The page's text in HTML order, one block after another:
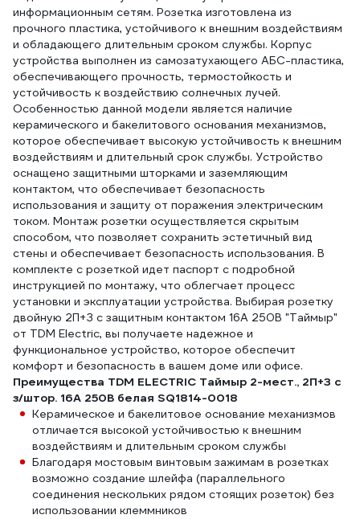
информационным сетям. Розетка изготовлена из
прочного пластика, устойчивого к внешним воздействиям
и обладающего длительным сроком службы. Корпус
устройства выполнен из самозатухающего АБС-пластика,
обеспечивающего прочность, термостойкость и
устойчивость к воздействию солнечных лучей.
Особенностью данной модели является наличие
керамического и бакелитового основания механизмов,
которое обеспечивает высокую устойчивость к внешним
воздействиям и длительный срок службы. Устройство
оснащено защитными шторками и заземляющим
контактом, что обеспечивает безопасность
использования и защиту от поражения электрическим
током. Монтаж розетки осуществляется скрытым
способом, что позволяет сохранить эстетичный вид
стены и обеспечивает безопасность использования. В
комплекте с розеткой идет паспорт с подробной
инструкцией по монтажу, что облегчает процесс
установки и эксплуатации устройства. Выбирая розетку
двойную 2П+З с защитным контактом 16А 250В "Таймыр"
от TDM Electric, вы получаете надежное и
функциональное устройство, которое обеспечит
комфорт и безопасность в вашем доме или офисе.
Преимущества TDM ELECTRIC Таймыр 2-мест., 2П+З с
з/штор. 16А 250В белая SQ1814-0018
Керамическое и бакелитовое основание механизмов
отличается высокой устойчивостью к внешним
воздействиям и длительным сроком службы
Благодаря мостовым винтовым зажимам в розетках
возможно создание шлейфа (параллельного
соединения нескольких рядом стоящих розеток) без
использовании клеммников